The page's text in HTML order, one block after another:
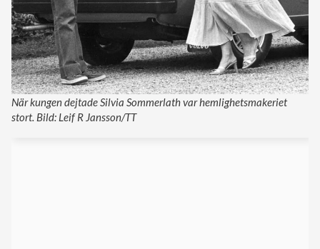
När kungen dejtade Silvia Sommerlath var hemlighetsmakeriet
stort. Bild: Leif R Jansson/TT